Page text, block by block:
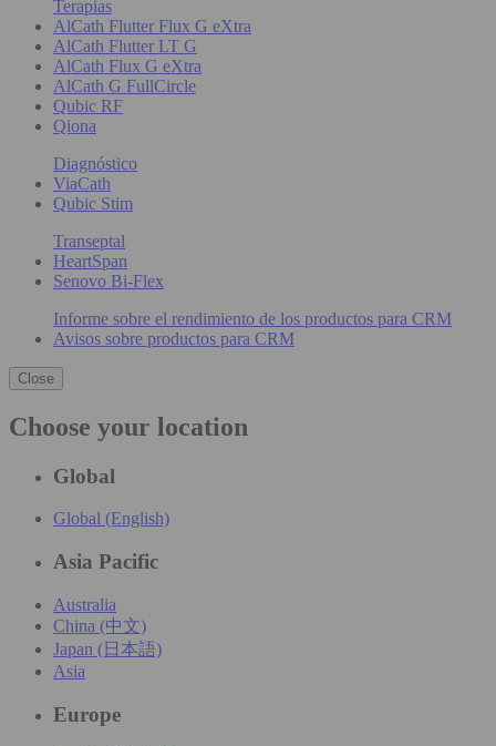
Terapias
AlCath Flutter Flux G eXtra
AlCath Flutter LT G
AlCath Flux G eXtra
AlCath G FullCircle
Qubic RF
Qiona
Diagnóstico
ViaCath
Qubic Stim
Transeptal
HeartSpan
Senovo Bi-Flex
Informe sobre el rendimiento de los productos para CRM
Avisos sobre productos para CRM
Close
Choose your location
Global
Global (English)
Asia Pacific
Australia
China (中文)
Japan (日本語)
Asia
Europe